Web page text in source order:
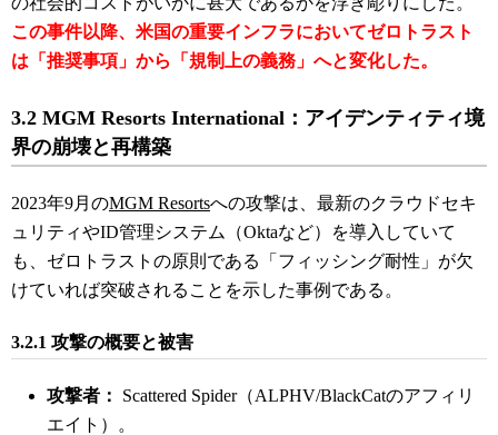
この事件以降、米国の重要インフラにおいてゼロトラスト
は「推奨事項」から「規制上の義務」へと変化した。
3.2 MGM Resorts International：アイデンティティ境
界の崩壊と再構築
2023年9月のMGM Resortsへの攻撃は、最新のクラウドセキ
ュリティやID管理システム（Oktaなど）を導入していて
も、ゼロトラストの原則である「フィッシング耐性」が欠
けていれば突破されることを示した事例である。
3.2.1 攻撃の概要と被害
攻撃者：
Scattered Spider（ALPHV/BlackCatのアフィリ
エイト）。